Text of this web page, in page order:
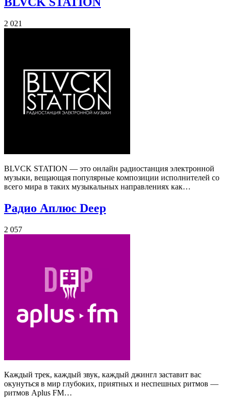
2 021
BLVCK STATION — это онлайн радиостанция электронной
музыки, вещающая популярные композиции исполнителей со
всего мира в таких музыкальных направлениях как…
Радио Аплюс Deep
2 057
Каждый трек, каждый звук, каждый джингл заставит вас
окунуться в мир глубоких, приятных и неспешных ритмов —
ритмов Aplus FM…